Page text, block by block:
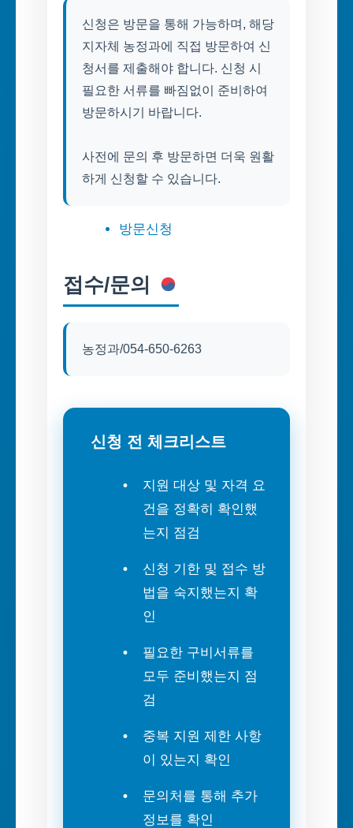
신청은 방문을 통해 가능하며, 해당
지자체 농정과에 직접 방문하여 신
청서를 제출해야 합니다. 신청 시
필요한 서류를 빠짐없이 준비하여
방문하시기 바랍니다.
사전에 문의 후 방문하면 더욱 원활
하게 신청할 수 있습니다.
방문신청
접수/문의
농정과/054-650-6263
신청 전 체크리스트
지원 대상 및 자격 요
건을 정확히 확인했
는지 점검
신청 기한 및 접수 방
법을 숙지했는지 확
인
필요한 구비서류를
모두 준비했는지 점
검
중복 지원 제한 사항
이 있는지 확인
문의처를 통해 추가
정보를 확인